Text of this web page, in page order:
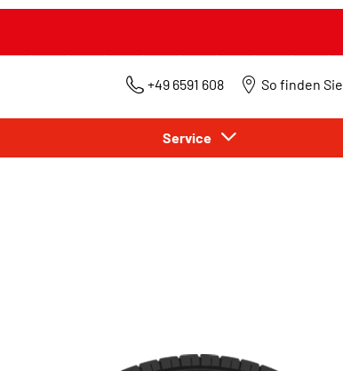
+49 6591 608 So finden
Service